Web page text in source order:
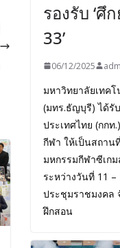
รองรับ ‘ศึ
33’
06/12/2025
มหาวิทยาลัยเทค
(มทร.ธัญบุรี) ได้รั
ประเทศไทย (กกท
กีฬา ให้เป็นสถา
มหกรรมกีฬาซีเก
ระหว่างวันที่ 11
ประชุมราชมงคล
ฝึกสอน